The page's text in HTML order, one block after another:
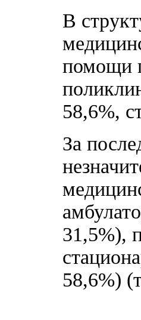
В
помощи
58,6%,
За
31,5%),
58,6%)